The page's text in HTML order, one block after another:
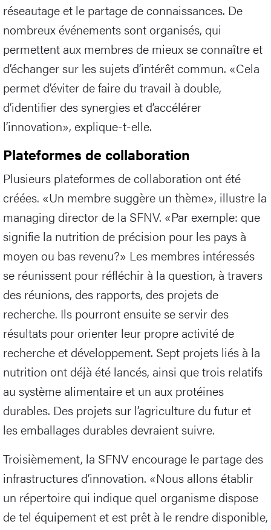
réseautage et le partage de connaissances. De
nombreux événements sont organisés, qui
permettent aux membres de mieux se connaître et
d’échanger sur les sujets d’intérêt commun. «Cela
permet d’éviter de faire du travail à double,
d’identifier des synergies et d’accélérer
l’innovation», explique-t-elle.
Plateformes de collaboration
Plusieurs plateformes de collaboration ont été
créées. «Un membre suggère un thème», illustre la
managing director de la SFNV. «Par exemple: que
signifie la nutrition de précision pour les pays à
moyen ou bas revenu?» Les membres intéressés
se réunissent pour réfléchir à la question, à travers
des réunions, des rapports, des projets de
recherche. Ils pourront ensuite se servir des
résultats pour orienter leur propre activité de
recherche et développement. Sept projets liés à la
nutrition ont déjà été lancés, ainsi que trois relatifs
au système alimentaire et un aux protéines
durables. Des projets sur l’agriculture du futur et
les emballages durables devraient suivre.
Troisièmement, la SFNV encourage le partage des
infrastructures d’innovation. «Nous allons établir
un répertoire qui indique quel organisme dispose
de tel équipement et est prêt à le rendre disponible,